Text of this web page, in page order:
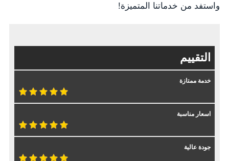
واستفد من خدماتنا المتميزة!
التقييم
خدمة ممتازة
اسعار مناسبة
جودة عالية